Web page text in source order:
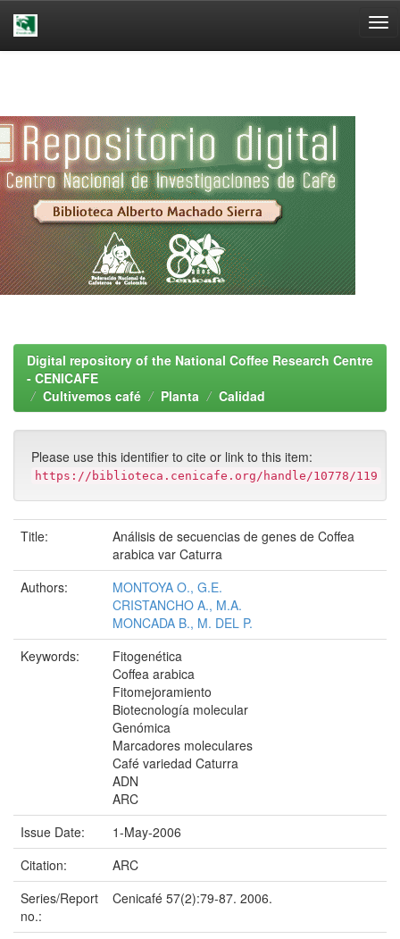
Digital repository of the National Coffee Research Centre
- CENICAFE
Cultivemos café
Planta Calidad
Please use this identifier to cite or link to this item:
https://biblioteca.cenicafe.org/handle/10778/119
Title:
Análisis de secuencias de genes de Coffea
arabica var Caturra
Authors:
MONTOYA O., G.E.
CRISTANCHO A., M.A.
MONCADA B., M. DEL P.
Keywords:
Fitogenética
Coffea arabica
Fitomejoramiento
Biotecnología molecular
Genómica
Marcadores moleculares
Café variedad Caturra
ADN
ARC
Issue Date:
1-May-2006
Citation:
ARC
Series/Report
no.:
Cenicafé 57(2):79-87. 2006.